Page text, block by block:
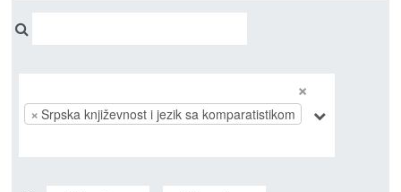
×
× Srpska književnost i jezik sa komparatistikom